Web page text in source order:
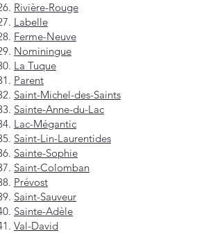
Rivière-Rouge
Labelle
Ferme-Neuve
Nominingue
La Tuque
Parent
Saint-Michel-des-Saints
Sainte-Anne-du-Lac
Lac-Mégantic
Saint-Lin-Laurentides
Sainte-Sophie
Saint-Colomban
Prévost
Saint-Sauveur
Sainte-Adèle
Val-David